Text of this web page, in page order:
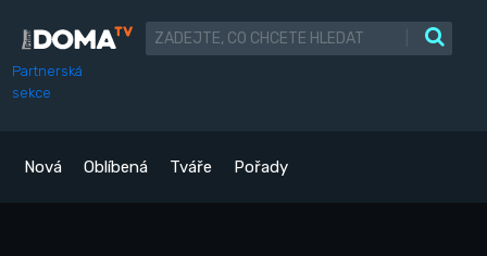
Partnerská
sekce
Nová Oblíbená Tváře Pořady